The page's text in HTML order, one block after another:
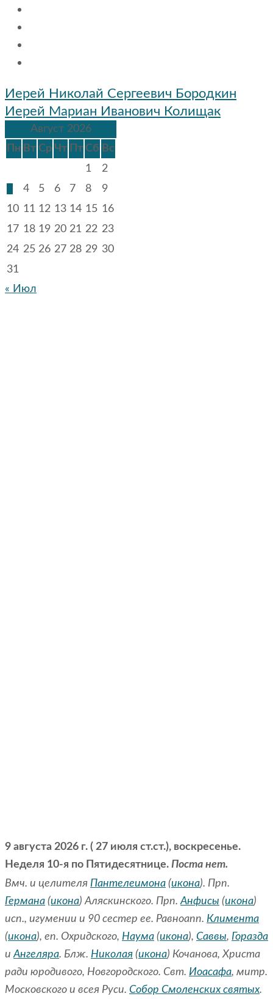
Навигация
по
записям
Иерей Николай Сергеевич Бородкин
Иерей Мариан Иванович Колищак
Август 2026
Пн Вт Ср Чт Пт Сб Вс
1
2
4 5 6 7 8
9
10 11 12 13 14 15 16
17 18 19 20 21 22 23
24 25 26 27 28 29 30
31
« Июл
9 августа 2026 г. ( 27 июля ст.ст.), воскресенье.
Неделя 10-я по Пятидесятнице. Поста нет.
Вмч. и целителя Пантелеимона (икона). Прп.
Германа (икона) Аляскинского. Прп.Анфисы (икона)
исп., игумении и 90 сестер ее. Равноапп. Климента
(икона), еп. Охридского, Наума (икона), Саввы, Горазда
иАнгеляра. Блж. Николая (икона) Кочанова, Христа
ради юродивого, Новгородского. Свт. Иоасафа, митр.
Московского и всея Руси. Собор Смоленских святых.